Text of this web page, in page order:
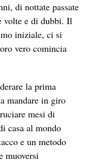
di nottate passate
volte e di dubbi. Il
iniziale, ci si
vero comincia
la prima
mandare in giro
mesi di
casa al mondo
e un metodo
muoversi